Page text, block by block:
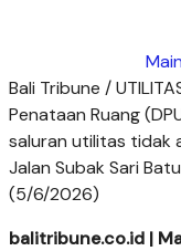
Bali Tribune /
Penataan Ruang
saluran utilitas tidak
Jalan Subak Sari
(5/6/2026)
balitribune.co.id |